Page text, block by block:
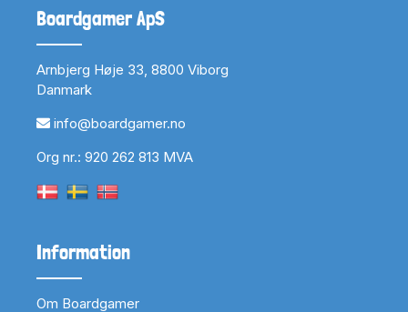
Boardgamer ApS
Arnbjerg Høje 33, 8800 Viborg
Danmark
info@boardgamer.no
Org nr.: 920 262 813 MVA
Information
Om Boardgamer